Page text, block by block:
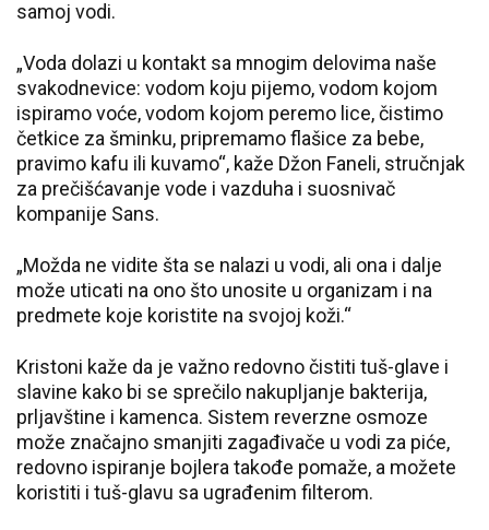
samoj vodi.
„Voda dolazi u kontakt sa mnogim delovima naše
svakodnevice: vodom koju pijemo, vodom kojom
ispiramo voće, vodom kojom peremo lice, čistimo
četkice za šminku, pripremamo flašice za bebe,
pravimo kafu ili kuvamo“, kaže Džon Faneli, stručnjak
za prečišćavanje vode i vazduha i suosnivač
kompanije Sans.
„Možda ne vidite šta se nalazi u vodi, ali ona i dalje
može uticati na ono što unosite u organizam i na
predmete koje koristite na svojoj koži.“
Kristoni kaže da je važno redovno čistiti tuš-glave i
slavine kako bi se sprečilo nakupljanje bakterija,
prljavštine i kamenca. Sistem reverzne osmoze
može značajno smanjiti zagađivače u vodi za piće,
redovno ispiranje bojlera takođe pomaže, a možete
koristiti i tuš-glavu sa ugrađenim filterom.